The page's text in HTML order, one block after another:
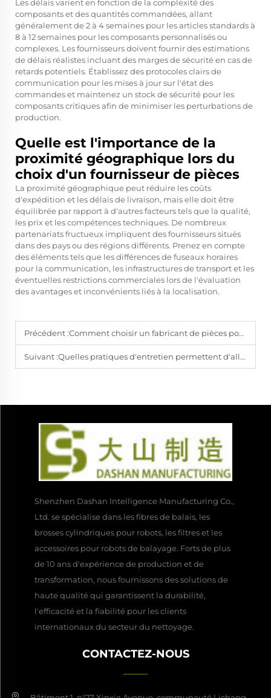
Les délais varient en fonction de la complexité des
composants et des quantités commandées, allant
généralement de 2 à 4 semaines pour les articles standards à
8 à 12 semaines pour les composants personnalisés ou
complexes. Les fournisseurs doivent fournir des estimations
de délais réalistes incluant des marges de sécurité en cas de
retards potentiels. Établissez des protocoles clairs de
communication pour les mises à jour sur l'état des
commandes et maintenez un stock de sécurité pour les
composants critiques afin de minimiser les perturbations de
production.
Quelle est l'importance de la
proximité géographique lors du
choix d'un fournisseur de pièces
La proximité géographique peut réduire les coûts
d'expédition et les délais de livraison, mais elle doit être
équilibrée par rapport à d'autres facteurs tels que la qualité,
les prix et les compétences techniques. De nombreux
partenariats fructueux impliquent des fournisseurs situés
dans des pays ou des régions différents. Prenez en compte
des éléments tels que les différences de fuseaux horaires
pour la communication, les infrastructures de transport et les
éventuelles restrictions commerciales lors de l'évaluation
des avantages et inconvénients liés à la localisation.
Précédent :Comment choisir un fabricant de pièces pour robots aspirateurs pour un approvisionnement en gros
Suivant :Quelles pratiques d'entretien permettent d'allonger la durée de vie des pièces de rechange pour aspirateurs ?
Shenzhen Dashan Intelligence Manufacturing Co.,
Ltd. se spécialise dans les fibres de balais, les
brosses cylindriques pour robots, les filtres et les
accessoires pour robots de balayage. Forts de plus
de 10 ans d'expérience de production et de
transformation, nous fournissons des solutions de
haute qualité qui garantissent la durabilité,
l'efficacité et la fiabilité pour les clients
internationaux du secteur du nettoyage.
CONTACTEZ-NOUS